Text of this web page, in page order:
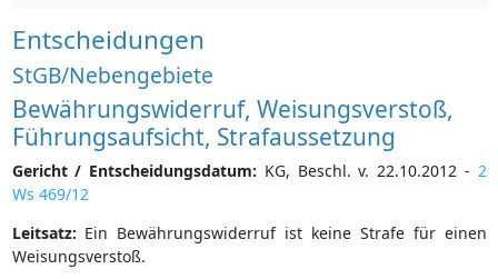
Entscheidungen
StGB/Nebengebiete
Bewährungswiderruf, Weisungsverstoß,
Führungsaufsicht, Strafaussetzung
Gericht / Entscheidungsdatum: KG, Beschl. v. 22.10.2012 - 2
Ws 469/12
Leitsatz: Ein Bewährungswiderruf ist keine Strafe für einen
Weisungsverstoß.